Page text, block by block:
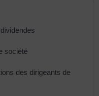
société
des dirigeants de